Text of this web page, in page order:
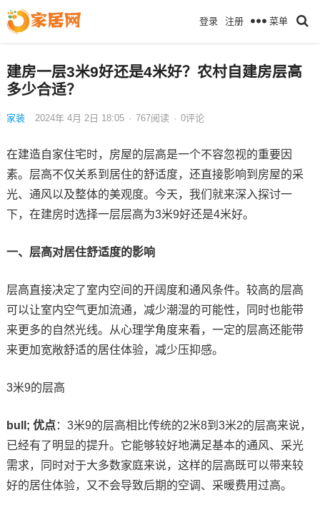
登录 注册 菜单
建房一层3米9好还是4米好？农村自建房层高
多少合适？
家装 2024年 4月 2日 18:05 · 767阅读 · 0评论
在建造自家住宅时，房屋的层高是一个不容忽视的重要因
素。层高不仅关系到居住的舒适度，还直接影响到房屋的采
光、通风以及整体的美观度。今天，我们就来深入探讨一
下，在建房时选择一层层高为3米9好还是4米好。
一、层高对居住舒适度的影响
层高直接决定了室内空间的开阔度和通风条件。较高的层高
可以让室内空气更加流通，减少潮湿的可能性，同时也能带
来更多的自然光线。从心理学角度来看，一定的层高还能带
来更加宽敞舒适的居住体验，减少压抑感。
3米9的层高
bull; 优点：3米9的层高相比传统的2米8到3米2的层高来说，
已经有了明显的提升。它能够较好地满足基本的通风、采光
需求，同时对于大多数家庭来说，这样的层高既可以带来较
好的居住体验，又不会导致后期的空调、采暖费用过高。